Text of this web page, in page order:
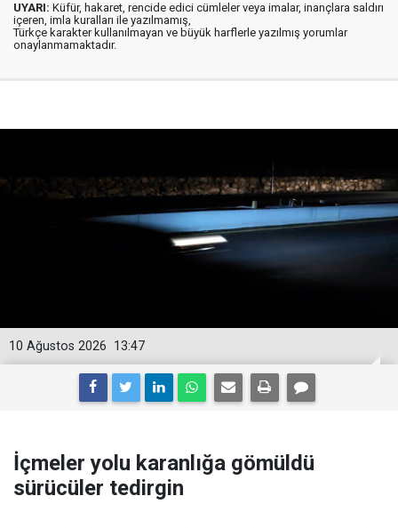
UYARI: Küfür, hakaret, rencide edici cümleler veya imalar, inançlara saldırı
içeren, imla kuralları ile yazılmamış,
Türkçe karakter kullanılmayan ve büyük harflerle yazılmış yorumlar
onaylanmamaktadır.
13:47
10 Ağustos 2026
İçmeler yolu karanlığa gömüldü
sürücüler tedirgin